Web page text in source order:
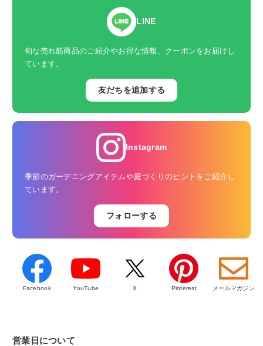
LINE
旬な売れ筋商品のご紹介やお得な情報、クーポンをお届けし
ています。
友だちを追加する
Instagram
季節のガーデニングアイテムや庭づくりのヒントをご紹介し
ています。
フォローする
Facebook YouTube X Pinterest メールマガジン
営業日について